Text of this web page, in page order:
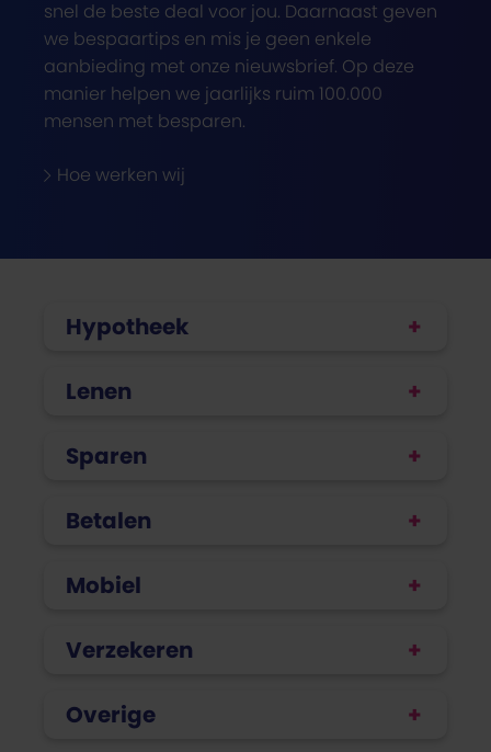
snel de beste deal voor jou. Daarnaast geven
we bespaartips en mis je geen enkele
aanbieding met onze nieuwsbrief. Op deze
manier helpen we jaarlijks ruim 100.000
mensen met besparen.
Hoe werken wij
Hypotheek
Lenen
Sparen
Betalen
Mobiel
Verzekeren
Overige